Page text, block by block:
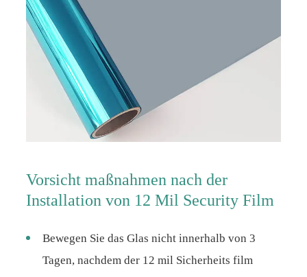
Vorsicht maßnahmen nach der
Installation von 12 Mil Security Film
Bewegen Sie das Glas nicht innerhalb von 3
Tagen, nachdem der 12 mil Sicherheits film